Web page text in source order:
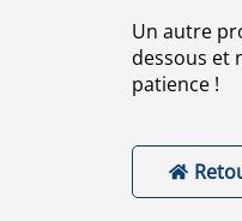
Un autre
dessous et
patience !